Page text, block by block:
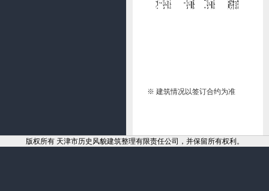
※ 建筑情况以签订合约为准
版权所有 天津市历史风貌建筑整理有限责任公司，并保留所有权利。